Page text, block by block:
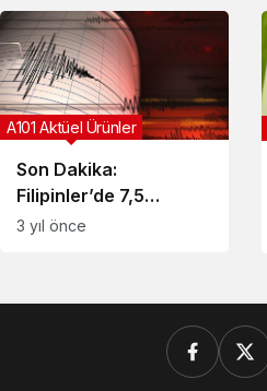
Son Dakika:
Filipinler’de 7,5
büyüklüğünde deprem
A101 Aktüel Ürünler
3 yıl önce